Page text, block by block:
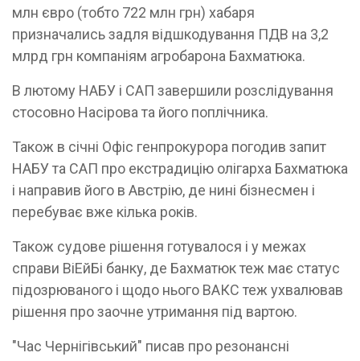
млн євро (тобто 722 млн грн) хабаря
призначались задля відшкодування ПДВ на 3,2
млрд грн компаніям агробарона Бахматюка.
В лютому НАБУ і САП завершили розслідування
стосовно Насірова та його поплічника.
Також в січні Офіс генпрокурора погодив запит
НАБУ та САП про екстрадицію олігарха Бахматюка
і направив його в Австрію, де нині бізнесмен і
перебуває вже кілька років.
Також судове рішення готувалося і у межах
справи ВіЕйБі банку, де Бахматюк теж має статус
підозрюваного і щодо нього ВАКС теж ухвалював
рішення про заочне утримання під вартою.
"Час Чернігівський" писав про резонансні